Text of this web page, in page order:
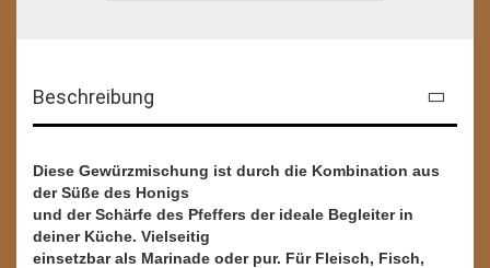
Beschreibung
Diese Gewürzmischung ist durch die Kombination aus
der Süße des Honigs
und der Schärfe des Pfeffers der ideale Begleiter in
deiner Küche. Vielseitig
einsetzbar als Marinade oder pur. Für Fleisch, Fisch,